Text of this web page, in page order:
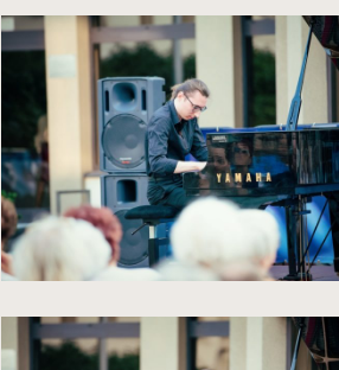
spowoduje
powiększenie
zdjęcia
rozmiarów
oryginalnych
spowoduje
powiększenie
zdjęcia